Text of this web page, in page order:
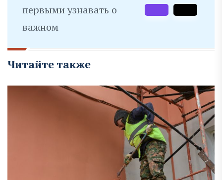
первыми узнавать о
важном
Читайте также